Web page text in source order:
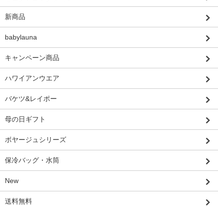
新商品
babylauna
キャンペーン商品
ハワイアンウエア
バケツ&レイポー
母の日ギフト
ボヤージュシリーズ
保冷バッグ・水筒
New
送料無料